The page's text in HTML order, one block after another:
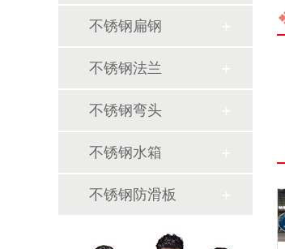
不锈钢扁钢
不锈钢法兰
不锈钢弯头
不锈钢水箱
不锈钢防滑板